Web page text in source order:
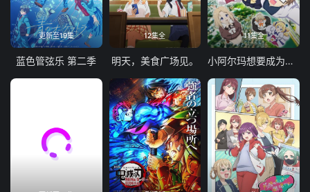
更新至19集
蓝色管弦乐 第二季
12集全
明天，美食广场见。
11集全
小阿尔玛想要成为家人